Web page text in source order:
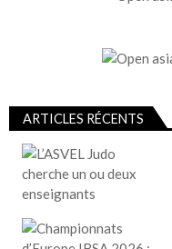
ARTICLES RÉCENTS